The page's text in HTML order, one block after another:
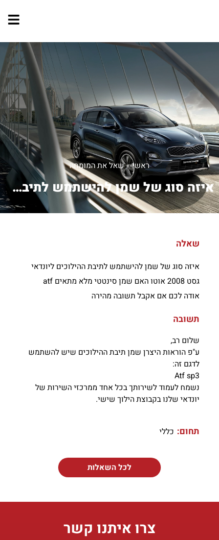
ראשי»שאל את המומחה
איזה סוג של שמן להישתמש לתיבת ההילוכי...
שאלה
איזה סוג של שמן להישתמש לתיבת ההילוכים ליונדאי
גסט 2008 אוטו האם שמן סינטטי מלא מתאים atf
אודה לכם אם אקבל תשובה מהירה
תשובה
שלום רב,
ע"פ הוראות היצרן שמן תיבת ההילוכים שיש להשתמש
לדגם זה:
Atf sp3
נשמח לעמוד לשירותך בכל אחד ממרכזי השירות של
יונדאי שלנו בקבוצת הילוך שישי.
תחום: כללי
לכל השאלות
צרו איתנו קשר